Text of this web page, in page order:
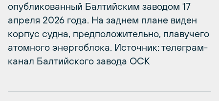
опубликованный Балтийским заводом 17
апреля 2026 года. На заднем плане виден
корпус судна, предположительно, плавучего
атомного энергоблока. Источник: телеграм-
канал Балтийского завода ОСК